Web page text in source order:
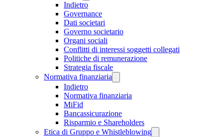
Indietro
Governance
Dati societari
Governo societario
Organi sociali
Conflitti di interessi soggetti collegati
Politiche di remunerazione
Strategia fiscale
Normativa finanziaria
Indietro
Normativa finanziaria
MiFid
Bancassicurazione
Risparmio e Shareholders
Etica di Gruppo e Whistleblowing